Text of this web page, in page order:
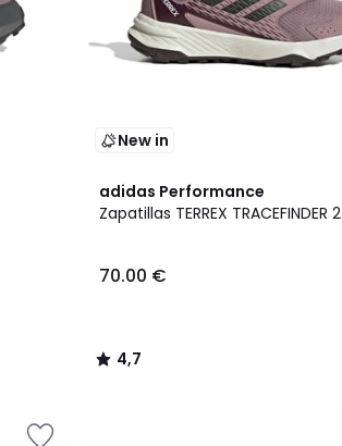
New in
adidas Performance
Zapatillas TERREX TRACEFINDER 2
70.00 €
4,7
/ 5
4,7
/